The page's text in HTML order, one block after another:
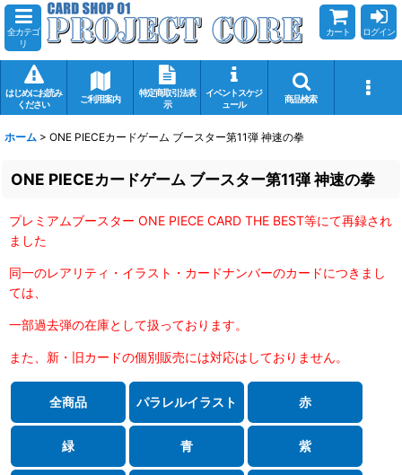
全カテゴ
リ
カート ログイン
はじめにお読み
ください
ご利用案内
特定商取引法表
示
イベントスケジ
ュール
商品検索
ホーム > ONE PIECEカードゲーム ブースター第11弾 神速の拳
ONE PIECEカードゲーム ブースター第11弾 神速の拳
プレミアムブースター ONE PIECE CARD THE BEST等にて再録され
ました
同一のレアリティ・イラスト・カードナンバーのカードにつきまし
ては、
一部過去弾の在庫として扱っております。
また、新・旧カードの個別販売には対応はしておりません。
全商品 パラレルイラスト 赤
緑 青 紫